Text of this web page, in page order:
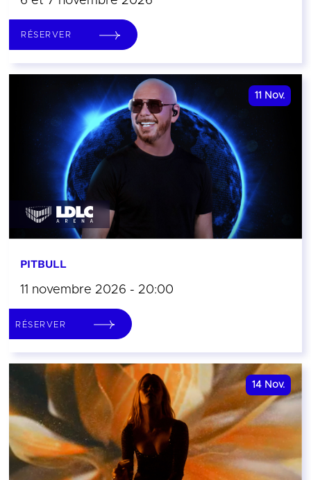
RÉSERVER
11 Nov.
PITBULL
11 novembre 2026 - 20:00
RÉSERVER
14 Nov.